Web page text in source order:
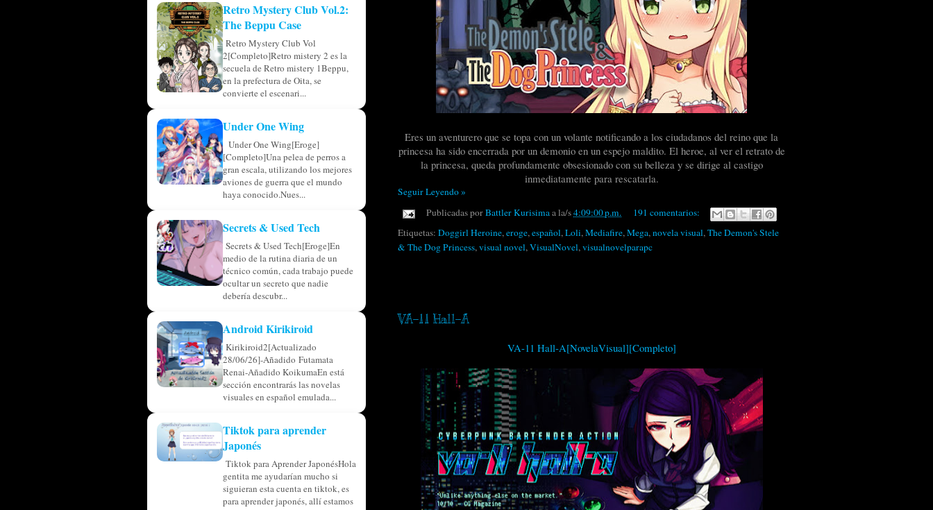
Eres un aventurero que se topa con un volante notificando a los ciudadanos del reino que la
princesa ha sido encerrada por un demonio en un espejo maldito. El heroe, al ver el retrato de
la princesa, queda profundamente obsesionado con su belleza y se dirige al castigo
inmediatamente para rescatarla.
Seguir Leyendo »
Publicadas porBattler Kurisimaa la/s4:09:00 p.m.
191 comentarios:
Etiquetas: Doggirl Heroine,eroge,español,Loli,Mediafire,Mega,novela visual,The Demon's Stele
& The Dog Princess,visual novel,VisualNovel,visualnovelparapc
VA-11 Hall-A
VA-11 Hall-A[NovelaVisual][Completo]
Retro Mystery Club Vol.2:
The Beppu Case
Retro Mystery Club Vol
2[Completo]Retro mistery 2 es la
secuela de Retro mistery 1Beppu,
en la prefectura de Oita, se
convierte el escenari...
Under One Wing
Under One Wing[Eroge]
[Completo]Una pelea de perros a
gran escala, utilizando los mejores
aviones de guerra que el mundo
haya conocido.Nues...
Secrets & Used Tech
Secrets & Used Tech[Eroge]En
medio de la rutina diaria de un
técnico común, cada trabajo puede
ocultar un secreto que nadie
debería descubr...
Android Kirikiroid
Kirikiroid2[Actualizado
28/06/26]-Añadido Futamata
Renai-Añadido KoikumaEn está
sección encontrarás las novelas
visuales en español emulada...
Tiktok para aprender
Japonés
Tiktok para Aprender JaponésHola
gentita me ayudarían mucho si
siguieran esta cuenta en tiktok, es
para aprender japonés, allí estamos